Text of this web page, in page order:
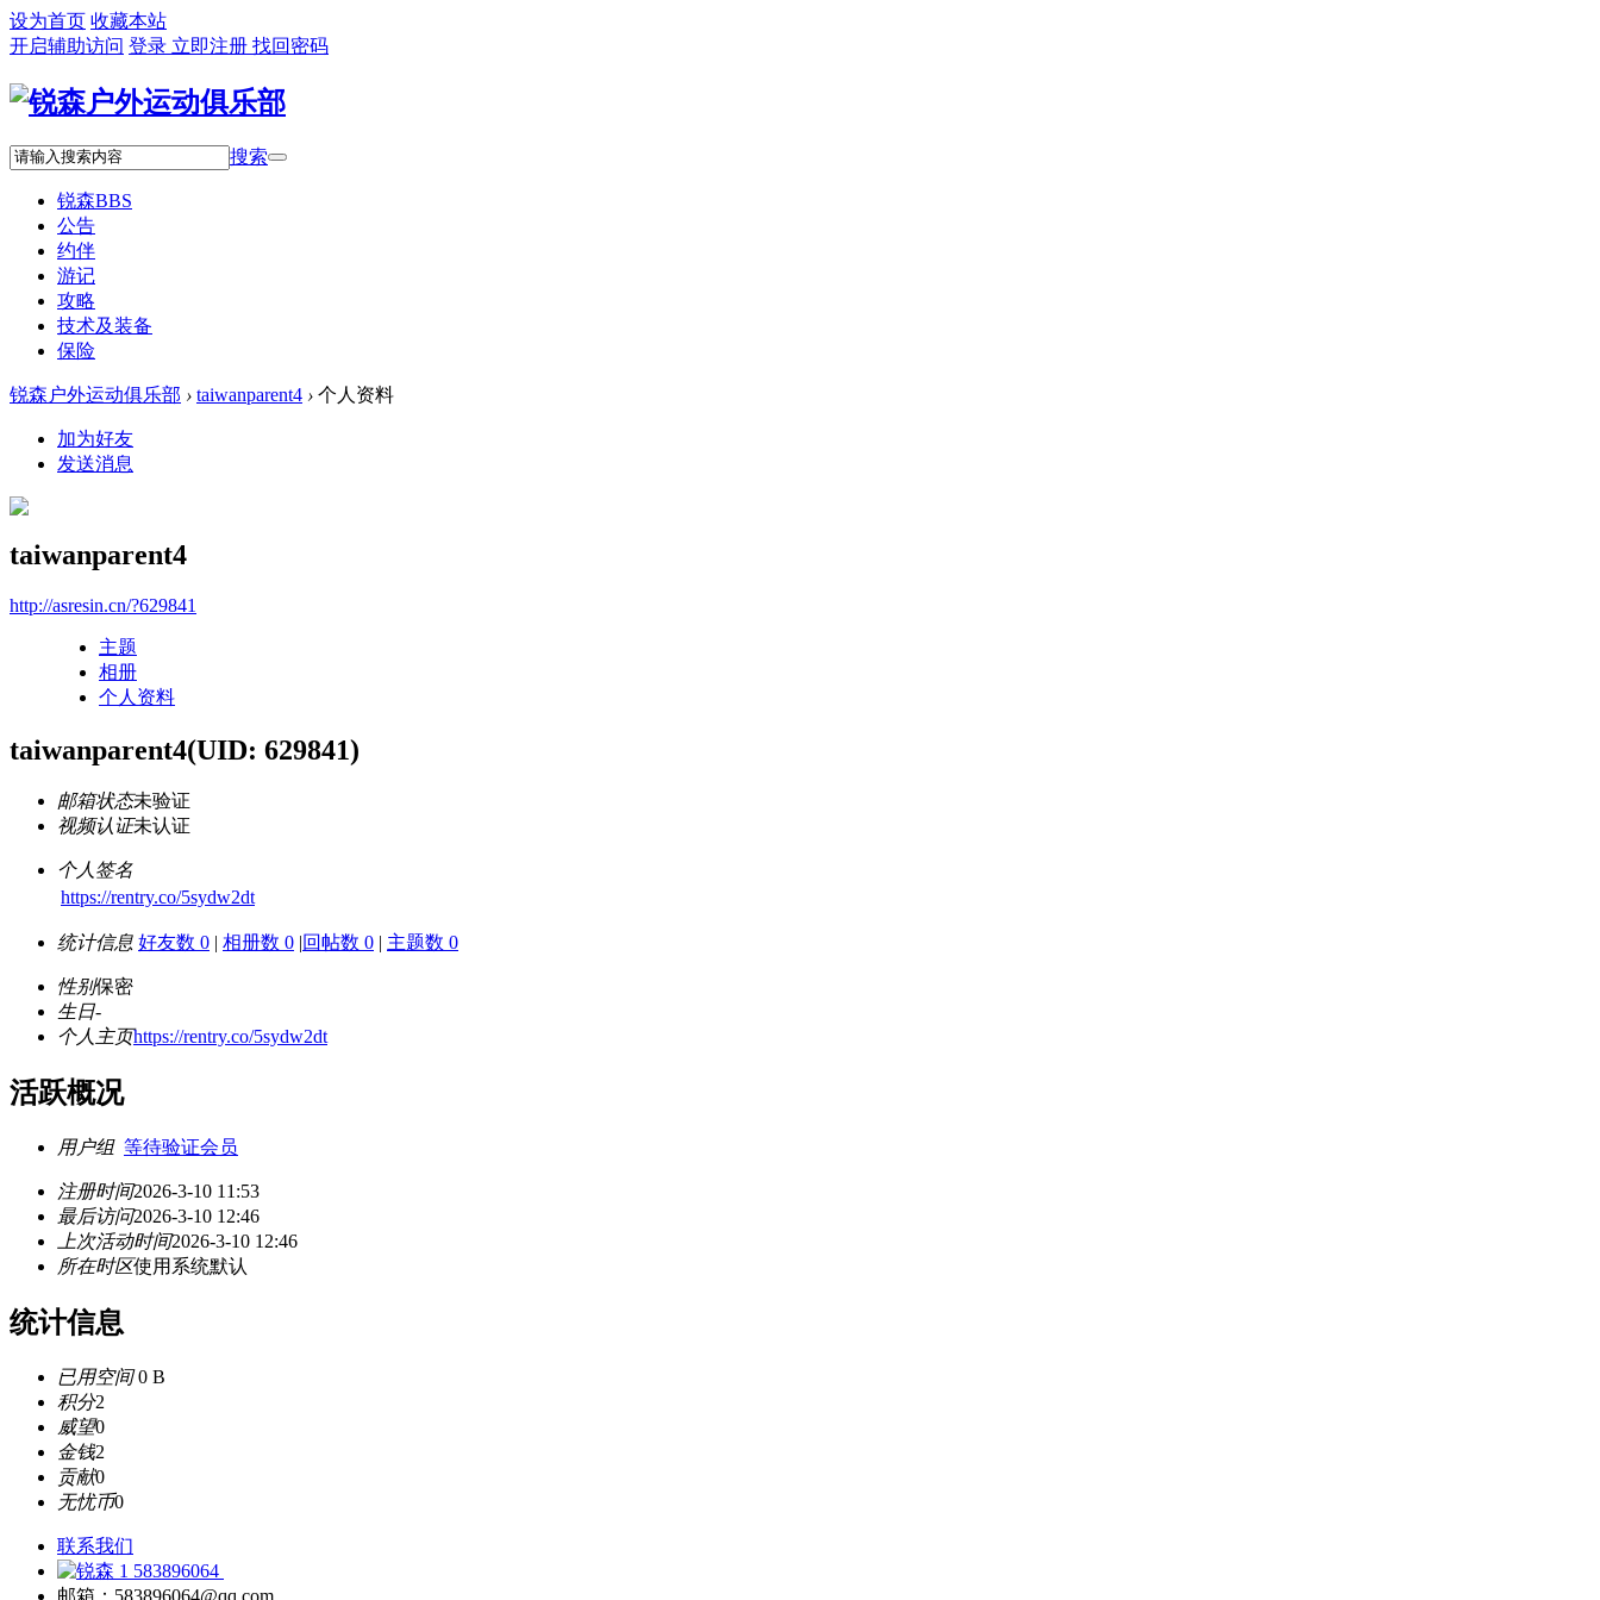
设为首页 收藏本站
开启辅助访问 登录 立即注册 找回密码
搜索
锐森BBS
公告
约伴
游记
攻略
技术及装备
保险
锐森户外运动俱乐部 › taiwanparent4 › 个人资料
加为好友
发送消息
taiwanparent4
http://asresin.cn/?629841
主题
相册
个人资料
taiwanparent4(UID: 629841)
邮箱状态未验证
视频认证未认证
个人签名
https://rentry.co/5sydw2dt
统计信息 好友数 0 | 相册数 0 |回帖数 0 | 主题数 0
性别保密
生日-
个人主页https://rentry.co/5sydw2dt
活跃概况
用户组 等待验证会员
注册时间2026-3-10 11:53
最后访问2026-3-10 12:46
上次活动时间2026-3-10 12:46
所在时区使用系统默认
统计信息
已用空间0 B
积分2
威望0
金钱2
贡献0
无忧币0
联系我们
583896064
邮箱：583896064@qq.com